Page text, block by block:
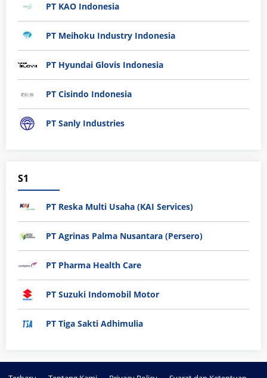
PT KAO Indonesia
PT Meihoku Industry Indonesia
PT Hyundai Glovis Indonesia
PT Cisindo Indonesia
PT Sanly Industries
S1
PT Reska Multi Usaha (KAI Services)
PT Agrinas Palma Nusantara (Persero)
PT Pharma Health Care
PT Suzuki Indomobil Motor
PT Tiga Sakti Adhimulia